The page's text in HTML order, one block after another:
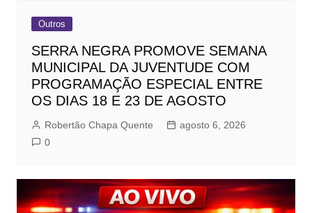
Outros
SERRA NEGRA PROMOVE SEMANA
MUNICIPAL DA JUVENTUDE COM
PROGRAMAÇÃO ESPECIAL ENTRE
OS DIAS 18 E 23 DE AGOSTO
Robertão Chapa Quente
agosto 6, 2026
0